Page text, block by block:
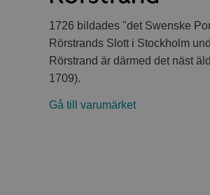
1726 bildades "det Swenske
Rörstrands Slott i Stockholm
Rörstrand är därmed det näst
1709).
Gå till varumärket